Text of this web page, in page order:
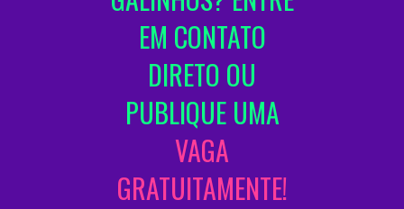
EM CONTATO
DIRETO OU
PUBLIQUE UMA
VAGA
GRATUITAMENTE!